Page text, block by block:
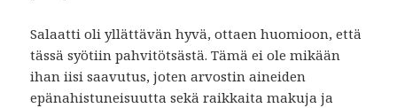
Salaatti oli yllättävän hyvä, ottaen huomioon, että
tässä syötiin pahvitötsästä. Tämä ei ole mikään
ihan iisi saavutus, joten arvostin aineiden
epänahistuneisuutta sekä raikkaita makuja ja